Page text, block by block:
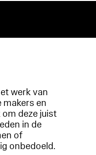
werk van
makers en
deze juist
in de
of
onbedoeld.